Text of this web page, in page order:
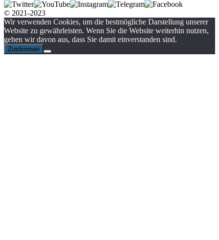
© 2021-2023
Wir verwenden Cookies, um die bestmögliche Darstellung unserer
Website zu gewährleisten. Wenn Sie die Website weiterhin nutzen,
gehen wir davon aus, dass Sie damit einverstanden sind.
Zustimmen